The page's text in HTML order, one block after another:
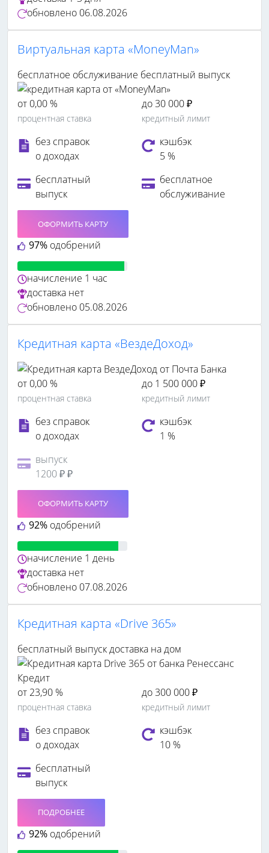
обновлено 06.08.2026
Виртуальная карта «MoneyMan»
бесплатное обслуживание бесплатный выпуск
от 0,00 %
процентная ставка
до 30 000 ₽
кредитный лимит
без справок
о доходах
кэшбэк
5 %
бесплатный
выпуск
бесплатное
обслуживание
97% одобрений
ОФОРМИТЬ КАРТУ
начисление 1 час
доставка нет
обновлено 05.08.2026
Кредитная карта «ВездеДоход»
от 0,00 %
процентная ставка
до 1 500 000 ₽
кредитный лимит
без справок
о доходах
кэшбэк
1 %
выпуск
1200 ₽ ₽
92% одобрений
ОФОРМИТЬ КАРТУ
начисление 1 день
доставка нет
обновлено 07.08.2026
Кредитная карта «Drive 365»
бесплатный выпускдоставка на дом
от 23,90 %
процентная ставка
до 300 000 ₽
кредитный лимит
без справок
о доходах
кэшбэк
10 %
бесплатный
выпуск
92% одобрений
ПОДРОБНЕЕ